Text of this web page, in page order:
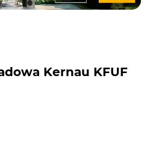
Kernau KFUF